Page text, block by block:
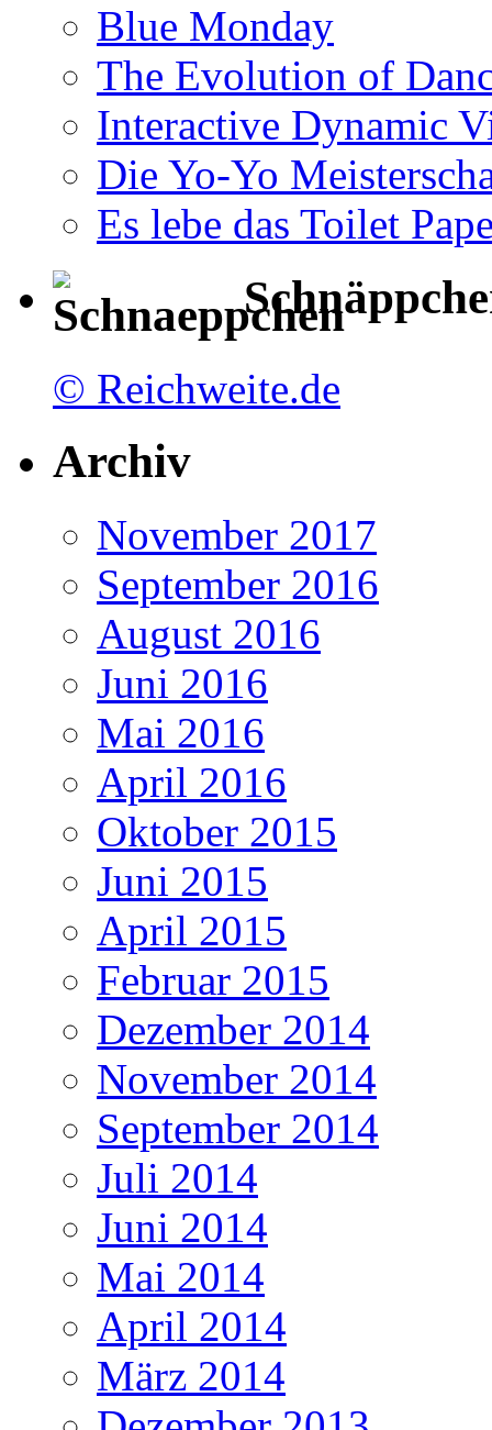
Blue Monday
The Evolution of
Interactive Dynamic
Die Yo-Yo
Es lebe das Toilet
© Reichweite.de
Archiv
November 2017
September 2016
August 2016
Juni 2016
Mai 2016
April 2016
Oktober 2015
Juni 2015
April 2015
Februar 2015
Dezember 2014
November 2014
September 2014
Juli 2014
Juni 2014
Mai 2014
April 2014
März 2014